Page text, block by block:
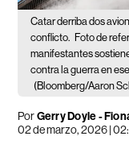
Catar derriba dos
conflicto. Foto de
manifestantes
contra la guerra en
(Bloomberg/Aaron
PorGerry Doyle -
02 de marzo, 2026 |